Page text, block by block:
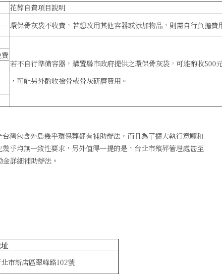
花葬自費項目說明
環保骨灰袋不收費，若想改用其他容器或添加物品，則需自行負擔費
若不自行準備容器，購置縣市政府提供之環保骨灰袋，可能酌收500
，可能另外酌收撿骨或骨灰研磨費用。
灣包含外島幾乎環保葬都有補助辦法，而且為了擴大執行意願和
乎均無一致性要求，另外值得一提的是，台北市殯葬管理處甚至
詳細補助辦法。
市新店區翠峰路102號